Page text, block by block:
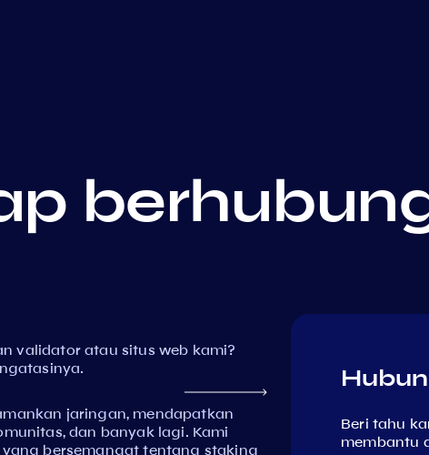
validator atau situs web kami?
jaringan, mendapatkan
dan banyak lagi. Kami
bersemangat tentang staking
Beri tahu
membantu